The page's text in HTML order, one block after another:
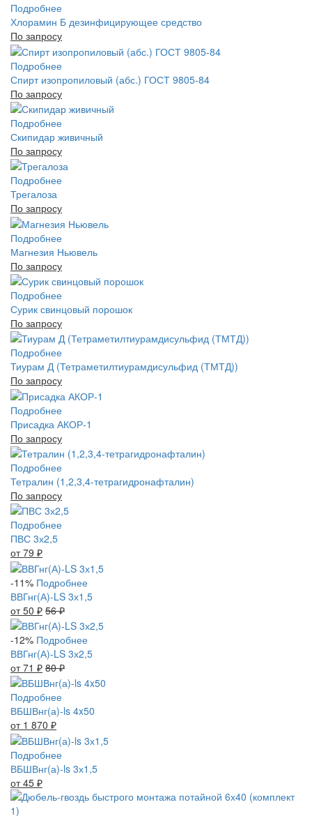
Подробнее
Хлорамин Б дезинфицирующее средство
По запросу
Подробнее
Спирт изопропиловый (абс.) ГОСТ 9805-84
По запросу
Подробнее
Скипидар живичный
По запросу
Подробнее
Трегалоза
По запросу
Подробнее
Магнезия Ньювель
По запросу
Подробнее
Сурик свинцовый порошок
По запросу
Подробнее
Тиурам Д (Тетраметилтиурамдисульфид (ТМТД))
По запросу
Подробнее
Присадка АКОР-1
По запросу
Подробнее
Тетралин (1,2,3,4-тетрагидронафталин)
По запросу
Подробнее
ПВС 3х2,5
от 79 ₽
-11% Подробнее
ВВГнг(А)-LS 3х1,5
от 50 ₽ 56₽
-12% Подробнее
ВВГнг(А)-LS 3х2,5
от 71 ₽ 80₽
Подробнее
ВБШВнг(а)-ls 4x50
от 1 870 ₽
Подробнее
ВБШВнг(а)-ls 3х1,5
от 45 ₽